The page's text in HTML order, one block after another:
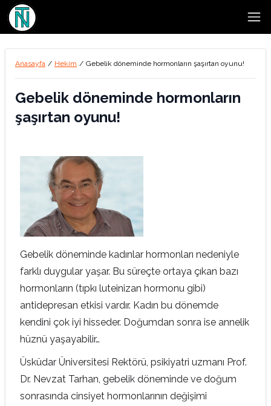
Anasayfa / Hekim / Gebelik döneminde hormonların şaşırtan oyunu!
Gebelik döneminde hormonların
şaşırtan oyunu!
Gebelik döneminde kadınlar hormonları nedeniyle
farklı duygular yaşar. Bu süreçte ortaya çıkan bazı
hormonların (tıpkı luteinizan hormonu gibi)
antidepresan etkisi vardır. Kadın bu dönemde
kendini çok iyi hisseder. Doğumdan sonra ise annelik
hüznü yaşayabilir…
Üsküdar Üniversitesi Rektörü, psikiyatri uzmanı Prof.
Dr. Nevzat Tarhan, gebelik döneminde ve doğum
sonrasında cinsiyet hormonlarının değişimi